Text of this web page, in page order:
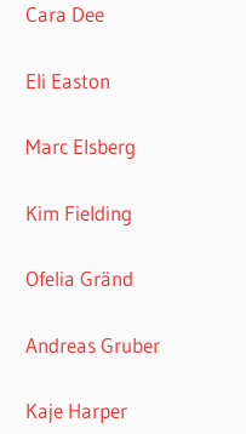
Cara Dee
Eli Easton
Marc Elsberg
Kim Fielding
Ofelia Gränd
Andreas Gruber
Kaje Harper